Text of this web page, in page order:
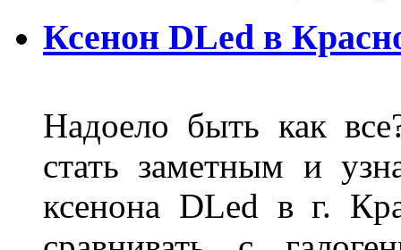
Ксенон DLed в
Надоело быть как
стать заметным и
ксенона DLed в г.